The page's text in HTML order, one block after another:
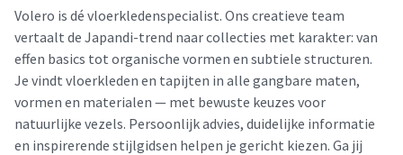
Volero is dé vloerkledenspecialist. Ons creatieve team
vertaalt de Japandi-trend naar collecties met karakter: van
effen basics tot organische vormen en subtiele structuren.
Je vindt vloerkleden en tapijten in alle gangbare maten,
vormen en materialen — met bewuste keuzes voor
natuurlijke vezels. Persoonlijk advies, duidelijke informatie
en inspirerende stijlgidsen helpen je gericht kiezen. Ga jij